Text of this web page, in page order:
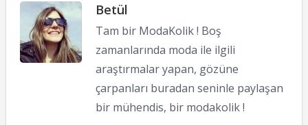
Betül
Tam bir ModaKolik ! Boş
zamanlarında moda ile ilgili
araştırmalar yapan, gözüne
çarpanları buradan seninle paylaşan
bir mühendis, bir modakolik !